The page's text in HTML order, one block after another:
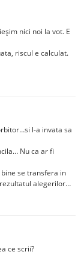
nici noi la vot. E
riscul e calculat.
l-a invata sa
Nu ca ar fi
se transfera in
alegerilor…
ce scrii?